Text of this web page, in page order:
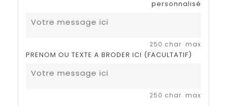
personnalisé
250 char. max
PRENOM OU TEXTE A BRODER ICI (FACULTATIF)
250 char. max